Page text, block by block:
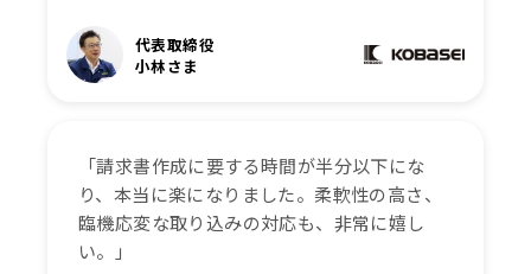
代表取締役
小林さま
「請求書作成に要する時間が半分以下にな
り、本当に楽になりました。柔軟性の高さ、
臨機応変な取り込みの対応も、非常に嬉し
い。」